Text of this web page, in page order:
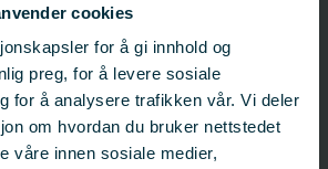
cookies
for å gi innhold og
preg, for å levere sosiale
for å analysere trafikken vår. Vi deler
om hvordan du bruker nettstedet
våre innen sosiale medier,